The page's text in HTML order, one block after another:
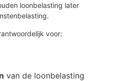
loonbelasting later
voor:
van de loonbelasting